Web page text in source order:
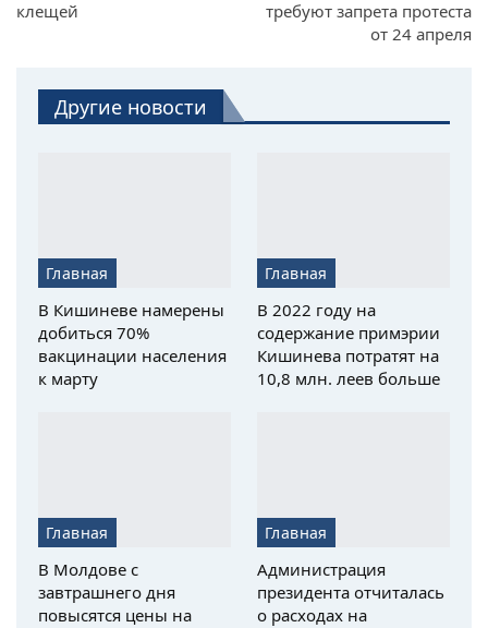
клещей
требуют запрета протеста
от 24 апреля
Другие новости
Главная
В Кишиневе намерены
добиться 70%
вакцинации населения
к марту
Главная
В 2022 году на
содержание примэрии
Кишинева потратят на
10,8 млн. леев больше
Главная
В Молдове с
завтрашнего дня
повысятся цены на
Главная
Администрация
президента отчиталась
о расходах на